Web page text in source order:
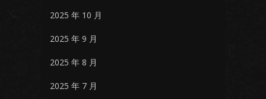
2025 年 10 月
2025 年 9 月
2025 年 8 月
2025 年 7 月